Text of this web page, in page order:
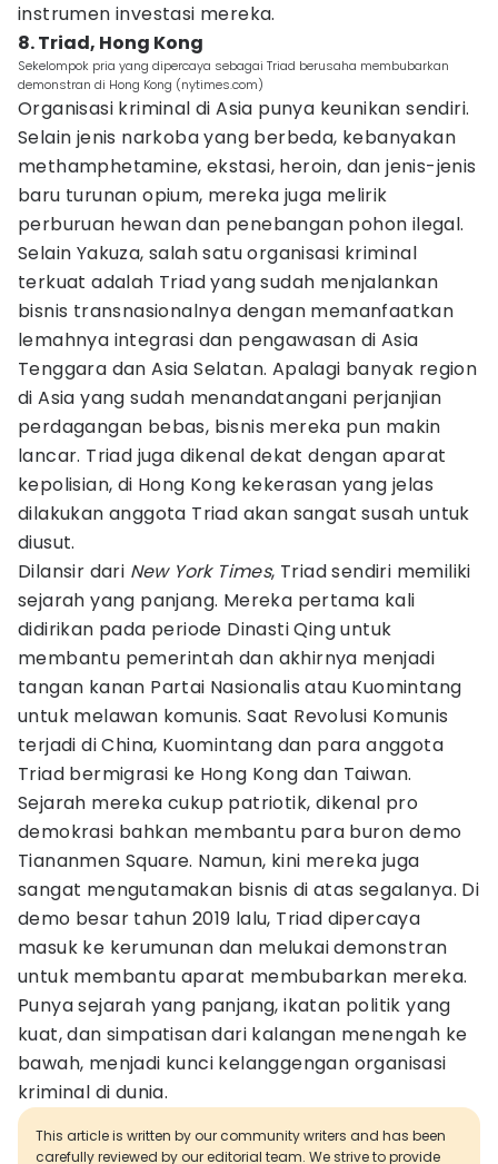
instrumen investasi mereka.
8. Triad, Hong Kong
Sekelompok pria yang dipercaya sebagai Triad berusaha membubarkan
demonstran di Hong Kong (nytimes.com)
Organisasi kriminal di Asia punya keunikan sendiri.
Selain jenis narkoba yang berbeda, kebanyakan
methamphetamine, ekstasi, heroin, dan jenis-jenis
baru turunan opium, mereka juga melirik
perburuan hewan dan penebangan pohon ilegal.
Selain Yakuza, salah satu organisasi kriminal
terkuat adalah Triad yang sudah menjalankan
bisnis transnasionalnya dengan memanfaatkan
lemahnya integrasi dan pengawasan di Asia
Tenggara dan Asia Selatan. Apalagi banyak region
di Asia yang sudah menandatangani perjanjian
perdagangan bebas, bisnis mereka pun makin
lancar. Triad juga dikenal dekat dengan aparat
kepolisian, di Hong Kong kekerasan yang jelas
dilakukan anggota Triad akan sangat susah untuk
diusut.
Dilansir dari New York Times, Triad sendiri memiliki
sejarah yang panjang. Mereka pertama kali
didirikan pada periode Dinasti Qing untuk
membantu pemerintah dan akhirnya menjadi
tangan kanan Partai Nasionalis atau Kuomintang
untuk melawan komunis. Saat Revolusi Komunis
terjadi di China, Kuomintang dan para anggota
Triad bermigrasi ke Hong Kong dan Taiwan.
Sejarah mereka cukup patriotik, dikenal pro
demokrasi bahkan membantu para buron demo
Tiananmen Square. Namun, kini mereka juga
sangat mengutamakan bisnis di atas segalanya. Di
demo besar tahun 2019 lalu, Triad dipercaya
masuk ke kerumunan dan melukai demonstran
untuk membantu aparat membubarkan mereka.
Punya sejarah yang panjang, ikatan politik yang
kuat, dan simpatisan dari kalangan menengah ke
bawah, menjadi kunci kelanggengan organisasi
kriminal di dunia.
This article is written by our community writers and has been
carefully reviewed by our editorial team. We strive to provide